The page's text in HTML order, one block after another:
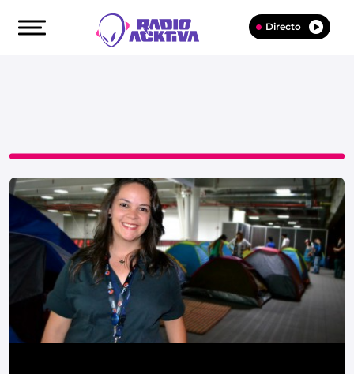
Directo